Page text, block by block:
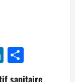
LinkedIn
sanitaire